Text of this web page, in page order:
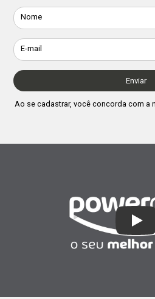
Nome
E-mail
Enviar
Ao se cadastrar, você concorda com a
Play